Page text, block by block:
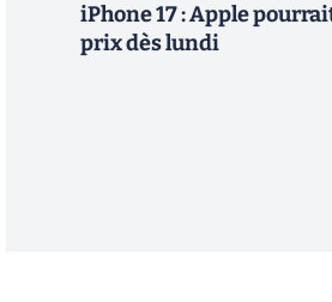
iPhone 17 : Apple
prix dès lundi